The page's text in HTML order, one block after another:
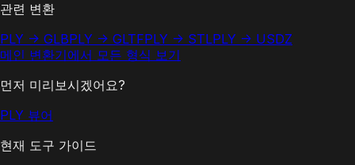
관련 변환
PLY -> GLBPLY -> GLTFPLY -> STLPLY -> USDZ
메인 변환기에서 모든 형식 보기
먼저 미리보시겠어요?
PLY 뷰어
현재 도구 가이드